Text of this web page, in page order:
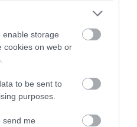
enable storage
cookies on web or
to be sent to
purposes.
send me